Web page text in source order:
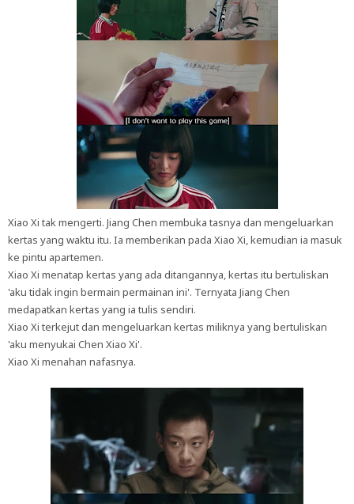
Xiao Xi tak mengerti. Jiang Chen membuka tasnya dan mengeluarkan
kertas yang waktu itu. Ia memberikan pada Xiao Xi, kemudian ia masuk
ke pintu apartemen.
Xiao Xi menatap kertas yang ada ditangannya, kertas itu bertuliskan
'aku tidak ingin bermain permainan ini'. Ternyata Jiang Chen
medapatkan kertas yang ia tulis sendiri.
Xiao Xi terkejut dan mengeluarkan kertas miliknya yang bertuliskan
'aku menyukai Chen Xiao Xi'.
Xiao Xi menahan nafasnya.